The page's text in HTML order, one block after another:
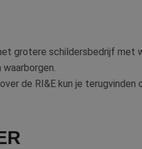
grotere schildersbedrijf met
de RI&E kun je terugvinden